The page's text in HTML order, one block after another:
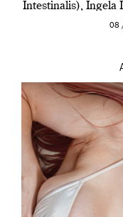
Intestinalis), Ingela
08